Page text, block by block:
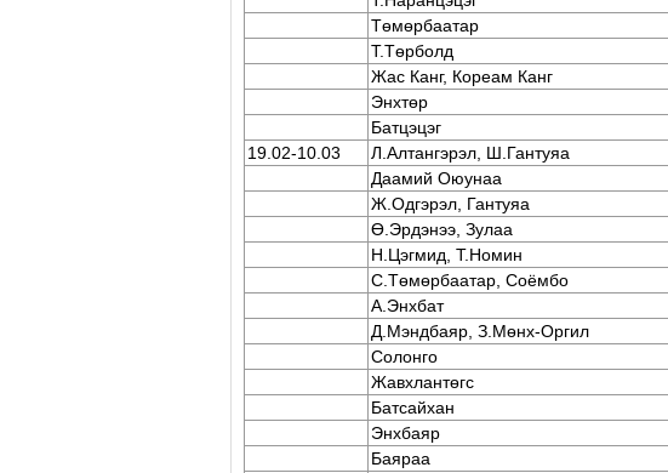
Төмөрбаатар
Т.Төрболд
Жас Канг, Кореам Канг
Энхтөр
Батцэцэг
19.02-10.03
Л.Алтангэрэл, Ш.Гантуяа
Даамий Оюунаа
Ж.Одгэрэл, Гантуяа
Ө.Эрдэнээ, Зулаа
Н.Цэгмид, T.Номин
С.Төмөрбаатар, Соёмбо
А.Энхбат
Д.Мэндбаяр, З.Мөнх-Оргил
Солонго
Жавхлантөгс
Батсайхан
Энхбаяр
Баяраа